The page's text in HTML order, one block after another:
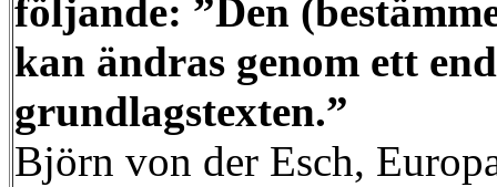
följande: ”Den
kan ändras genom ett
grundlagstexten.”
Björn von der Esch,